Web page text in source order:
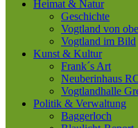
Heimat & Natur
Geschichte
Vogtland von
Vogtland im Bild
Kunst & Kultur
Frank´s Art
Neuberinhaus
Vogtlandhalle
Politik & Verwaltung
Baggerloch